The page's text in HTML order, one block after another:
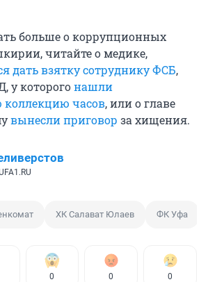
больше о коррупционных
читайте о медике,
дать взятку сотруднику ФСБ,
у которогонашли
коллекцию часов, или о главе
вынесли приговор за хищения.
ХК Салават Юлаев ФК Уфа
0 0 0